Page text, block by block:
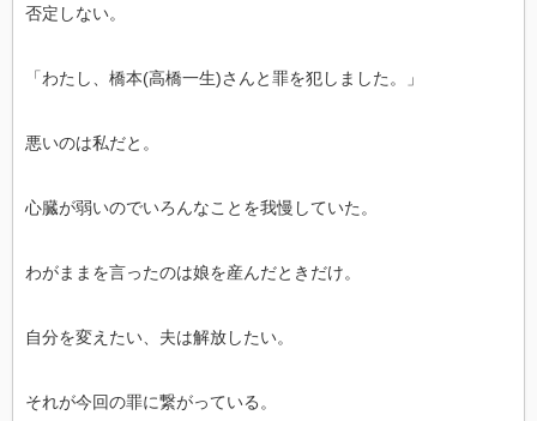
否定しない。
「わたし、橋本(高橋一生)さんと罪を犯しました。」
悪いのは私だと。
心臓が弱いのでいろんなことを我慢していた。
わがままを言ったのは娘を産んだときだけ。
自分を変えたい、夫は解放したい。
それが今回の罪に繋がっている。